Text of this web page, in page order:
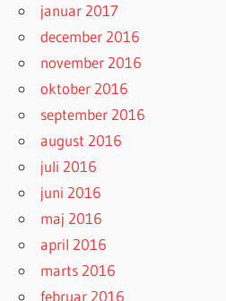
januar 2017
december 2016
november 2016
oktober 2016
september 2016
august 2016
juli 2016
juni 2016
maj 2016
april 2016
marts 2016
februar 2016